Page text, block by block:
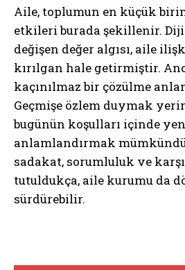
Aile, toplumun en küçük
etkileri burada şekillenir.
değişen değer algısı, aile
kırılgan hale getirmiştir.
kaçınılmaz bir çözülme
Geçmişe özlem duymak
bugünün koşulları içinde
anlamlandırmak
sadakat, sorumluluk ve
tutuldukça, aile kurumu da
sürdürebilir.